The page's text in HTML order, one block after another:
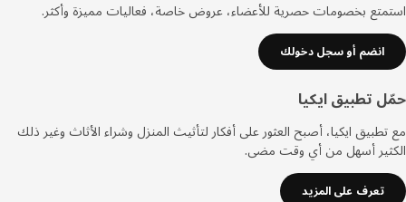
بخصومات حصرية للأعضاء، عروض خاصة، فعاليات مميزة وأكثر.
انضم أو سجل دخولك
تطبيق ايكيا
ايكيا، أصبح العثور على أفكار لتأثيث المنزل وشراء الأثاث وغير ذلك
أسهل من أي وقت مضى.
تعرف على المزيد